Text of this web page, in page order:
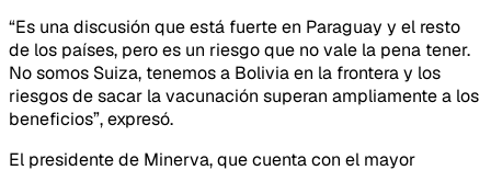
“Es una discusión que está fuerte en Paraguay y el resto
de los países, pero es un riesgo que no vale la pena tener.
No somos Suiza, tenemos a Bolivia en la frontera y los
riesgos de sacar la vacunación superan ampliamente a los
beneficios”, expresó.
El presidente de Minerva, que cuenta con el mayor